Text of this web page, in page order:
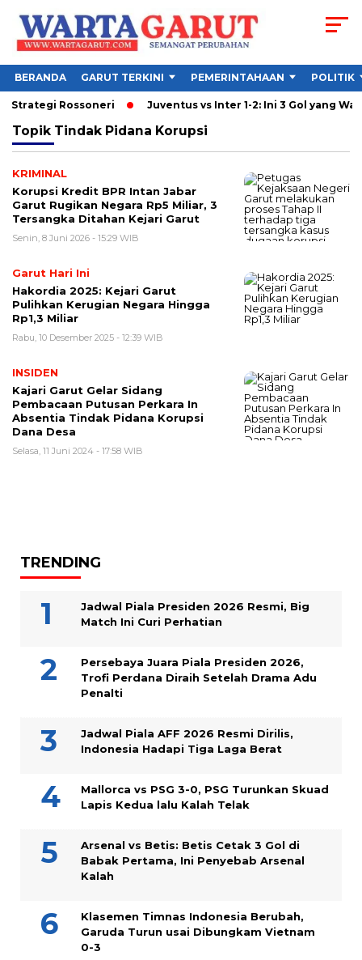
BERANDA GARUT TERKINI PEMERINTAHAAN POLITIK
Strategi Rossoneri Juventus vs Inter 1-2: Ini 3 Gol yang
Topik Tindak Pidana Korupsi
KRIMINAL
Korupsi Kredit BPR Intan Jabar
Garut Rugikan Negara Rp5 Miliar, 3
Tersangka Ditahan Kejari Garut
Senin, 8 Juni 2026 - 15:29 WIB
Garut Hari Ini
Hakordia 2025: Kejari Garut
Pulihkan Kerugian Negara Hingga
Rp1,3 Miliar
Rabu, 10 Desember 2025 - 12:39 WIB
INSIDEN
Kajari Garut Gelar Sidang
Pembacaan Putusan Perkara In
Absentia Tindak Pidana Korupsi
Dana Desa
Selasa, 11 Juni 2024 - 17:58 WIB
TRENDING
Jadwal Piala Presiden 2026 Resmi, Big
Match Ini Curi Perhatian
Persebaya Juara Piala Presiden 2026,
Trofi Perdana Diraih Setelah Drama Adu
Penalti
Jadwal Piala AFF 2026 Resmi Dirilis,
Indonesia Hadapi Tiga Laga Berat
Mallorca vs PSG 3-0, PSG Turunkan Skuad
Lapis Kedua lalu Kalah Telak
Arsenal vs Betis: Betis Cetak 3 Gol di
Babak Pertama, Ini Penyebab Arsenal
Kalah
Klasemen Timnas Indonesia Berubah,
Garuda Turun usai Dibungkam Vietnam
0-3